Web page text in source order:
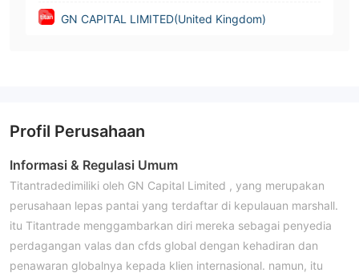
GN CAPITAL LIMITED(United Kingdom)
Profil Perusahaan
Informasi & Regulasi Umum
Titantradedimiliki oleh GN Capital Limited , yang merupakan
perusahaan lepas pantai yang terdaftar di kepulauan marshall.
itu Titantrade menggambarkan diri mereka sebagai penyedia
perdagangan valas dan cfds global dengan kehadiran dan
penawaran globalnya kepada klien internasional. namun, itu